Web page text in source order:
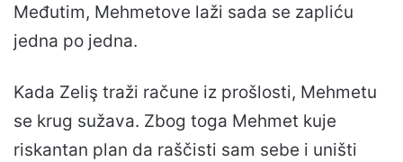
Međutim, Mehmetove laži sada se zapliću
jedna po jedna.
Kada Zeliş traži račune iz prošlosti, Mehmetu
se krug sužava. Zbog toga Mehmet kuje
riskantan plan da raščisti sam sebe i uništi